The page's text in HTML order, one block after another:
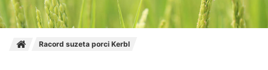
Racord suzeta porci Kerbl